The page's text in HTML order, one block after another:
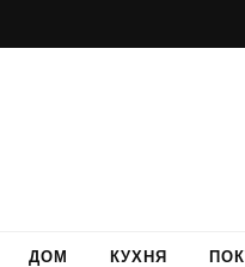
ДОМ КУХНЯ